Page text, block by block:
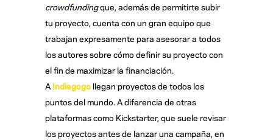
crowdfundingque, además de permitirte subir
tu proyecto, cuenta con un gran equipo que
trabajan expresamente para asesorar a todos
los autores sobre cómo definir su proyecto con
el fin de maximizar la financiación.
A Indiegogo llegan proyectos de todos los
puntos del mundo. A diferencia de otras
plataformas como Kickstarter, que suele revisar
los proyectos antes de lanzar una campaña, en